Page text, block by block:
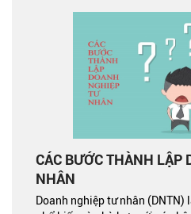
CÁC BƯỚC THÀNH LẬP
NHÂN
Doanh nghiệp tư nhân